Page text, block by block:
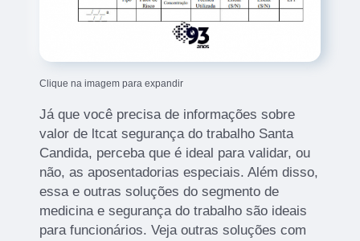
Clique na imagem para expandir
Já que você precisa de informações sobre
valor de ltcat segurança do trabalho Santa
Candida, perceba que é ideal para validar, ou
não, as aposentadorias especiais. Além disso,
essa e outras soluções do segmento de
medicina e segurança do trabalho são ideais
para funcionários. Veja outras soluções com